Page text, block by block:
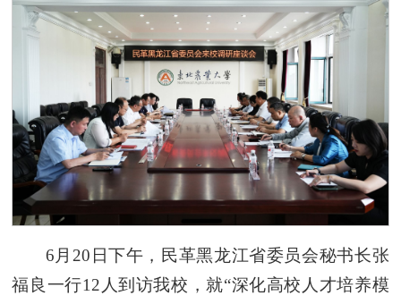
6月20日下午，民革黑龙江省委员会秘书长张
福良一行12人到访我校，就“深化高校人才培养模